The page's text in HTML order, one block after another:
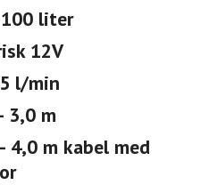
100 liter
12V
l/min
3,0 m
4,0 m kabel med